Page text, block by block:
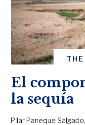
El
la sequía
Pilar Paneque